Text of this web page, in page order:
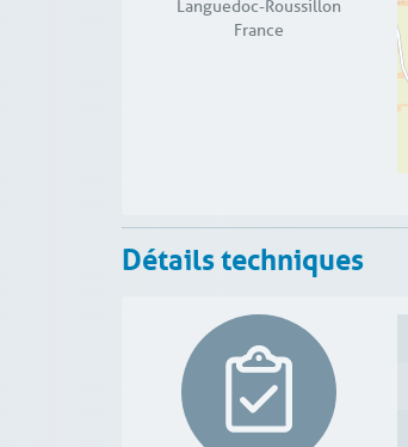
Languedoc-Roussillon
France
Détails techniques